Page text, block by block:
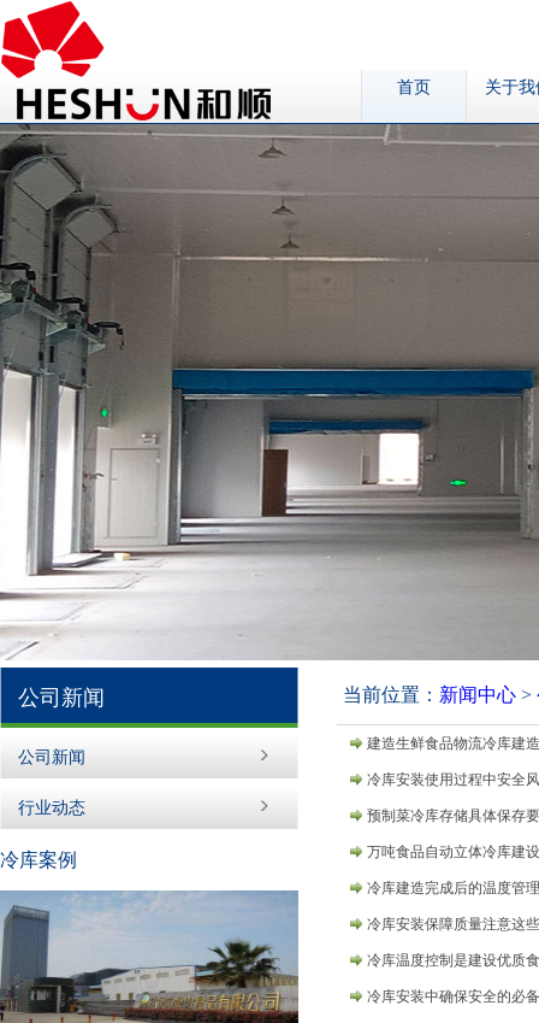
首页 关于我
公司新闻
公司新闻
行业动态
冷库案例
当前位置： 新闻中心 >
建造生鲜食品物流冷库建
冷库安装使用过程中安全
预制菜冷库存储具体保存
万吨食品自动立体冷库建
冷库建造完成后的温度管
冷库安装保障质量注意这
冷库温度控制是建设优质
冷库安装中确保安全的必